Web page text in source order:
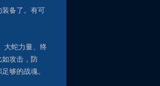
备了。有可
大蛇力量、终
如攻击，防
够的战魂。